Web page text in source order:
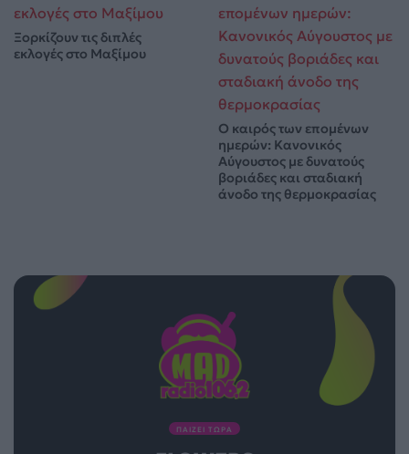
Ξορκίζουν τις διπλές
εκλογές στο Μαξίμου
Ο καιρός των επομένων
ημερών: Κανονικός
Αύγουστος με δυνατούς
βοριάδες και σταδιακή
άνοδο της θερμοκρασίας
ΠΑΙΖΕΙ ΤΩΡΑ